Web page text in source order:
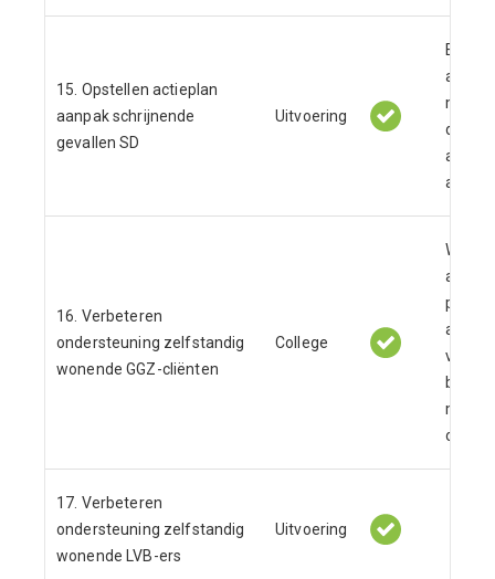
15. Opstellen actieplan
aanpak schrijnende
gevallen SD
Uitvoering
met
16. Verbeteren
ondersteuning zelfstandig
wonende GGZ-cliënten
College
We
aantal
van
17. Verbeteren
ondersteuning zelfstandig
wonende LVB-ers
Uitvoering